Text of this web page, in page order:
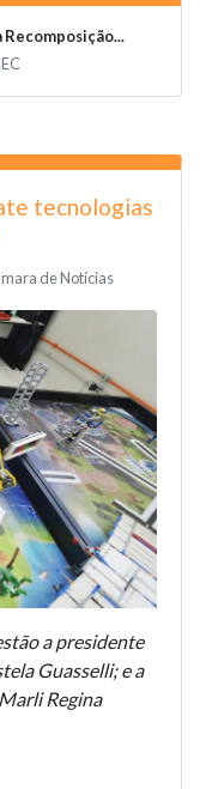
tecnologias
de Notícias
a presidente
Guasselli; e a
Regina